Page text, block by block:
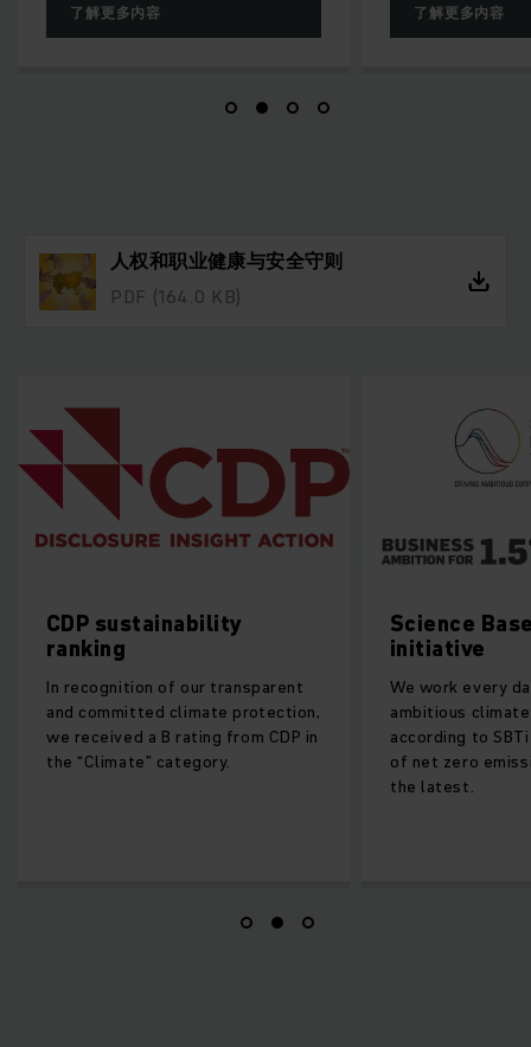
了解更多内容 了解更多内容
人权和职业健康与安全守则
PDF (164.0 KB)
our transparent
climate protection,
rating from CDP in
Science Based Targets
We work every day to achieve
ambitious climate targets
according to SBTi with the vision
of net zero emissions by 2050 at